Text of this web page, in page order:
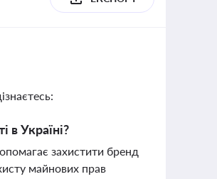
в Україні?
захистити бренд
майнових прав